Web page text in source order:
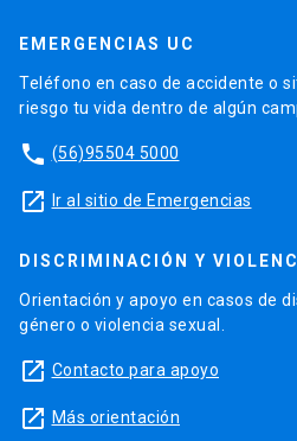
EMERGENCIAS UC
Teléfono en caso de accidente o
riesgo tu vida dentro de algún
phone (56)95504 5000
launch Ir al sitio de Emergencias
DISCRIMINACIÓN Y
Orientación y apoyo en casos de
género o violencia sexual.
launch Contacto para apoyo
launch Más orientación